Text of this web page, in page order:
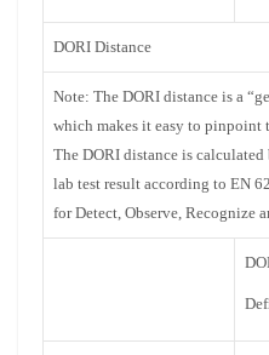
DORI Distance
Note: The DORI distance is a
which makes it easy to pinpoint
The DORI distance is
lab test result according to EN
for Detect, Observe, Recognize